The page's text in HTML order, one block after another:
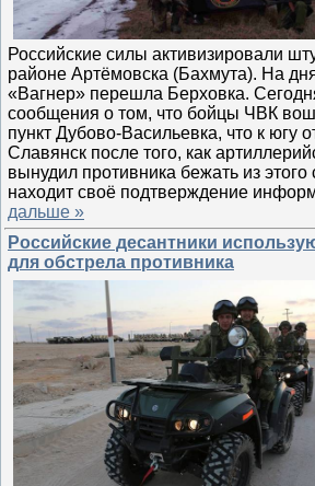
Российские силы активизировали
районе Артёмовска (Бахмута). На
«Вагнер» перешла Берховка.
сообщения о том, что бойцы ЧВК
пункт Дубово-Васильевка, что к югу
Славянск после того, как
вынудил противника бежать из этого
находит своё подтверждение
дальше »
Российские десантники
для обстрела противника